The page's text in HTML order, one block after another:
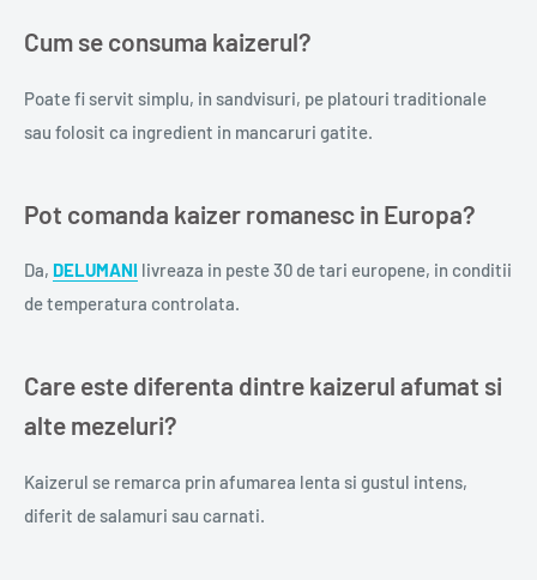
Cum se consuma kaizerul?
Poate fi servit simplu, in sandvisuri, pe platouri traditionale
sau folosit ca ingredient in mancaruri gatite.
Pot comanda kaizer romanesc in Europa?
Da, DELUMANI livreaza in peste 30 de tari europene, in conditii
de temperatura controlata.
Care este diferenta dintre kaizerul afumat si
alte mezeluri?
Kaizerul se remarca prin afumarea lenta si gustul intens,
diferit de salamuri sau carnati.